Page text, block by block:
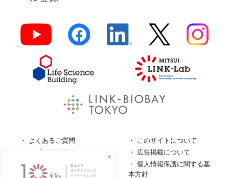
よくあるご質問
このサイトについて
ロゴガイドライン
広告掲載について
特定商取引法に基づく表
個人情報保護に関する基
本方針